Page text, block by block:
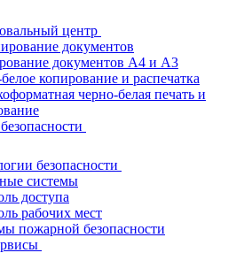
центр
документов
документов А4 и А3
копирование и распечатка
черно-белая печать и
безопасности
системы
доступа
рабочих мест
пожарной безопасности